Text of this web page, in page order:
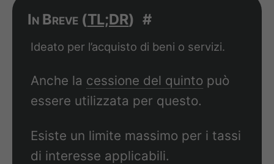
In Breve (TL;DR) #
Ideato per l’acquisto di beni o servizi.
Anche la cessione del quinto può
essere utilizzata per questo.
Esiste un limite massimo per i tassi
di interesse applicabili.